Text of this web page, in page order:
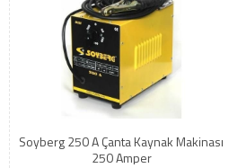
Soyberg 250 A Çanta Kaynak Makinası
250 Amper